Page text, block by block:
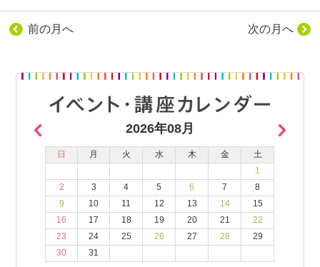
前の月へ 次の月へ
2026年08月
日 月 火 水 木 金
土
1
2
3 4 5 6 7
8
9
10 11 12 13 14
15
16
17 18 19 20 21
22
23
24 25 26 27 28
29
30
31